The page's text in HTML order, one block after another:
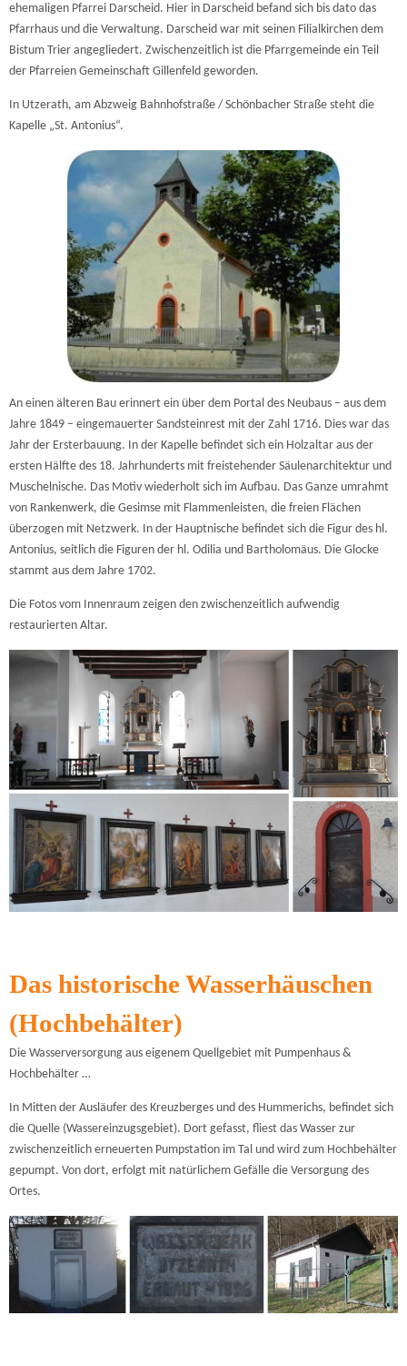
ehemaligen Pfarrei Darscheid. Hier in Darscheid befand sich bis dato das
Pfarrhaus und die Verwaltung. Darscheid war mit seinen Filialkirchen dem
Bistum Trier angegliedert. Zwischenzeitlich ist die Pfarrgemeinde ein Teil
der Pfarreien Gemeinschaft Gillenfeld geworden.
In Utzerath, am Abzweig Bahnhofstraße / Schönbacher Straße steht die
Kapelle „St. Antonius“.
An einen älteren Bau erinnert ein über dem Portal des Neubaus – aus dem
Jahre 1849 – eingemauerter Sandsteinrest mit der Zahl 1716. Dies war das
Jahr der Ersterbauung. In der Kapelle befindet sich ein Holzaltar aus der
ersten Hälfte des 18. Jahrhunderts mit freistehender Säulenarchitektur und
Muschelnische. Das Motiv wiederholt sich im Aufbau. Das Ganze umrahmt
von Rankenwerk, die Gesimse mit Flammenleisten, die freien Flächen
überzogen mit Netzwerk. In der Hauptnische befindet sich die Figur des hl.
Antonius, seitlich die Figuren der hl. Odilia und Bartholomäus. Die Glocke
stammt aus dem Jahre 1702.
Die Fotos vom Innenraum zeigen den zwischenzeitlich aufwendig
restaurierten Altar.
Das historische Wasserhäuschen
(Hochbehälter)
Die Wasserversorgung aus eigenem Quellgebiet mit Pumpenhaus &
Hochbehälter …
In Mitten der Ausläufer des Kreuzberges und des Hummerichs, befindet sich
die Quelle (Wassereinzugsgebiet). Dort gefasst, fliest das Wasser zur
zwischenzeitlich erneuerten Pumpstation im Tal und wird zum Hochbehälter
gepumpt. Von dort, erfolgt mit natürlichem Gefälle die Versorgung des
Ortes.